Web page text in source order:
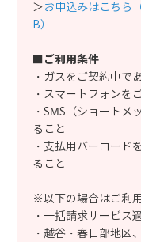
＞お申込みはこちら
B）
■ご利用条件
・ガスをご契約中で
・スマートフォンを
・SMS（ショート
ること
・支払用バーコード
ること
※以下の場合はご利
・一括請求サービス
・越谷・春日部地区